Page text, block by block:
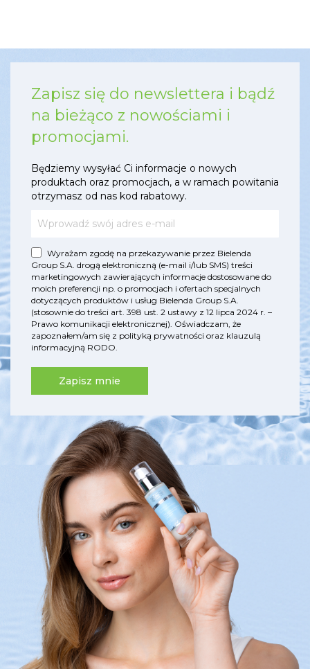
Zapisz się do newslettera i bądź
na bieżąco z nowościami i
promocjami.
Będziemy wysyłać Ci informacje o nowych
produktach oraz promocjach, a w ramach powitania
otrzymasz od nas kod rabatowy.
Wyrażam zgodę na przekazywanie przez Bielenda
Group S.A. drogą elektroniczną (e-mail i/lub SMS) treści
marketingowych zawierających informacje dostosowane do
moich preferencji np. o promocjach i ofertach specjalnych
dotyczących produktów i usług Bielenda Group S.A.
(stosownie do treści art. 398 ust. 2 ustawy z 12 lipca 2024 r. –
Prawo komunikacji elektronicznej). Oświadczam, że
zapoznałem/am się z polityką prywatności oraz klauzulą
informacyjną RODO.
Zapisz mnie